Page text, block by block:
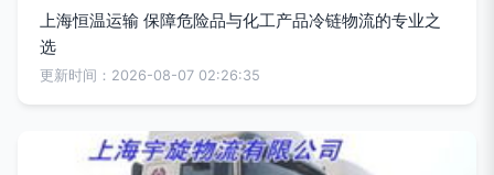
上海恒温运输 保障危险品与化工产品冷链物流的专业之
选
更新时间：2026-08-07 02:26:35